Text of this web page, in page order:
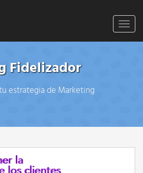
Fidelizador
estrategia de Marketing